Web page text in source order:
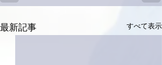
最新記事 すべて表示